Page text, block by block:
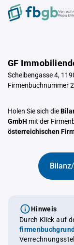
GF
Scheibengasse 4,
Firmenbuchnummer
Holen Sie sich die
GmbH mit der
österreichischen
Hinweis
Durch Klick auf